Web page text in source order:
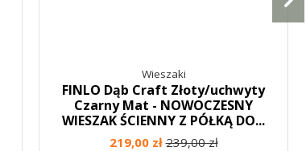
Wieszaki
FINLO Dąb Craft Złoty/uchwyty
Czarny Mat - NOWOCZESNY
WIESZAK ŚCIENNY Z PÓŁKĄ DO...
219,00 zł239,00 zł